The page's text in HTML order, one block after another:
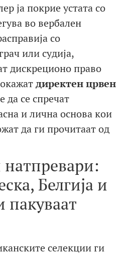
ја покрие устата со
во вербален
со
или судија,
дискреционо право
директен црвен
да се спречат
и лична основа кои
да ги прочитаат од
натпревари:
Белгија и
пакуваат
селекции ги